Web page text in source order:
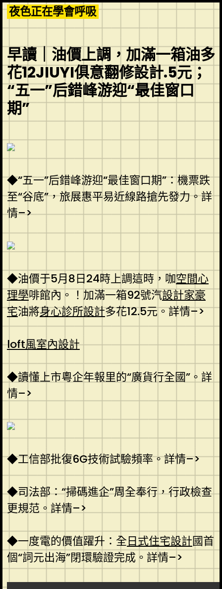
Skip
to
content
夜色正在學會呼吸
早讀｜油價上調，加滿一箱油多
花12JIUYI俱意翻修設計.5元；
“五一”后錯峰游迎“最佳窗口
期”
◆“五一”后錯峰游迎“最佳窗口期”：機票跌
至“谷底”，旅展惠平易近線路搶先發力。詳
情–>
◆油價于5月8日24時上調這時，咖空間心
理學啡館內。！加滿一箱92號汽設計家豪
宅油將身心診所設計多花12.5元。詳情–>
loft風室內設計
◆讀懂上市粵企年報里的“廣貨行全國”。詳
情–>
◆工信部批復6G技術試驗頻率。詳情–>
◆司法部：“掃碼進企”周全奉行，行政檢查
更規范。詳情–>
◆一度電的價值躍升：全日式住宅設計國首
個“詞元出海”閉環驗證完成。詳情–>